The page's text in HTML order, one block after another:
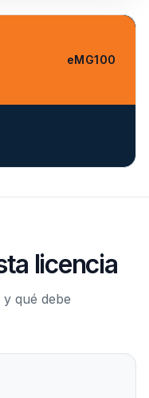
eMG100
licencia
qué debe